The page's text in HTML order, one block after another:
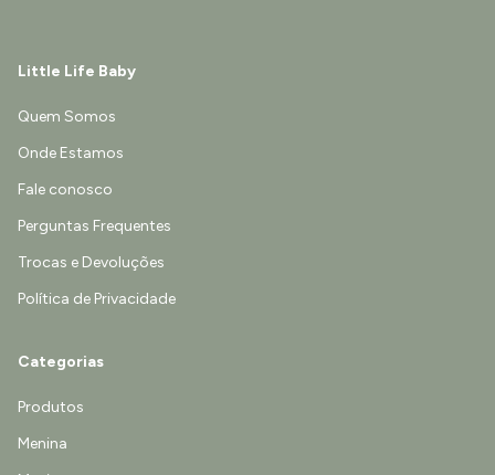
Little Life Baby
Quem Somos
Onde Estamos
Fale conosco
Perguntas Frequentes
Trocas e Devoluções
Política de Privacidade
Categorias
Produtos
Menina